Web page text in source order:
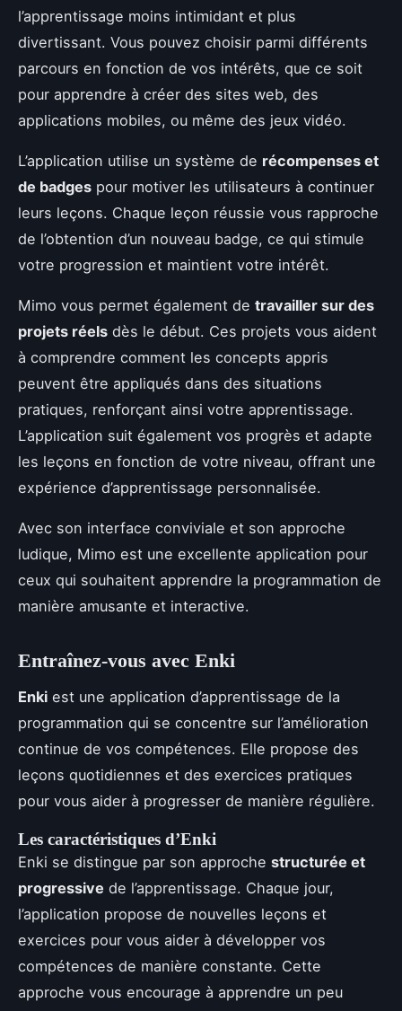
l’apprentissage moins intimidant et plus
divertissant. Vous pouvez choisir parmi différents
parcours en fonction de vos intérêts, que ce soit
pour apprendre à créer des sites web, des
applications mobiles, ou même des jeux vidéo.
L’application utilise un système de récompenses et
de badges pour motiver les utilisateurs à continuer
leurs leçons. Chaque leçon réussie vous rapproche
de l’obtention d’un nouveau badge, ce qui stimule
votre progression et maintient votre intérêt.
Mimo vous permet également de travailler sur des
projets réels dès le début. Ces projets vous aident
à comprendre comment les concepts appris
peuvent être appliqués dans des situations
pratiques, renforçant ainsi votre apprentissage.
L’application suit également vos progrès et adapte
les leçons en fonction de votre niveau, offrant une
expérience d’apprentissage personnalisée.
Avec son interface conviviale et son approche
ludique, Mimo est une excellente application pour
ceux qui souhaitent apprendre la programmation de
manière amusante et interactive.
Entraînez-vous avec Enki
Enki est une application d’apprentissage de la
programmation qui se concentre sur l’amélioration
continue de vos compétences. Elle propose des
leçons quotidiennes et des exercices pratiques
pour vous aider à progresser de manière régulière.
Les caractéristiques d’Enki
Enki se distingue par son approche structurée et
progressive de l’apprentissage. Chaque jour,
l’application propose de nouvelles leçons et
exercices pour vous aider à développer vos
compétences de manière constante. Cette
approche vous encourage à apprendre un peu